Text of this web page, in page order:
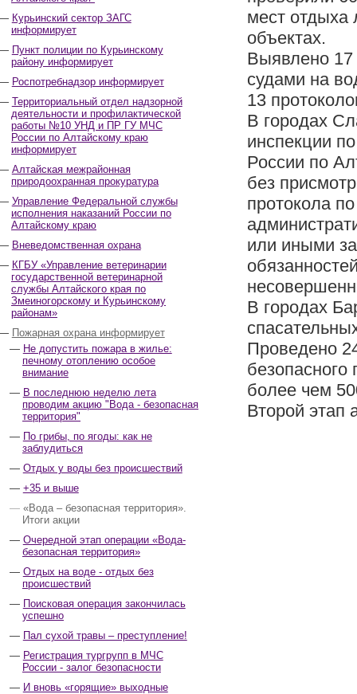
Курьинский сектор ЗАГС
информирует
Пункт полиции по Курьинскому
району информирует
Роспотребнадзор информирует
Территориальный отдел надзорной
деятельности и профилактической
работы №10 УНД и ПР ГУ МЧС
России по Алтайскому краю
информирует
Алтайская межрайонная
природоохранная прокуратура
Управление Федеральной службы
исполнения наказаний России по
Алтайскому краю
Вневедомственная охрана
КГБУ «Управление ветеринарии
государственной ветеринарной
службы Алтайского края по
Змеиногорскому и Курьинскому
районам»
Пожарная охрана информирует
Не допустить пожара в жилье:
печному отоплению особое
внимание
В последнюю неделю лета
проводим акцию "Вода - безопасная
территория"
По грибы, по ягоды: как не
заблудиться
Отдых у воды без происшествий
+35 и выше
«Вода – безопасная территория».
Итоги акции
Очередной этап операции «Вода-
безопасная территория»
Отдых на воде - отдых без
происшествий
Поисковая операция закончилась
успешно
Пал сухой травы – преступление!
Регистрация тургрупп в МЧС
России - залог безопасности
И вновь «горящие» выходные
мест
объектах.
Выявлено
судами на
13
В городах
инспекции
России по
без
протокола
или иными
В городах
Проведено
более чем
Второй этап